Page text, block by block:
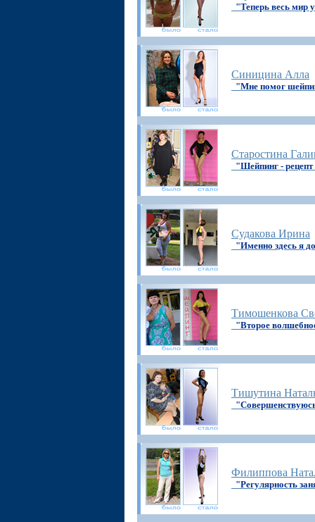
"Теперь весь мир
Синицина Алла
"Мне помог
Старостина
"Шейпинг - рецепт
Судакова Ирина
"Именно здесь я
Тимошенкова
"Второе
Тишутина
Филиппова
"Регулярность